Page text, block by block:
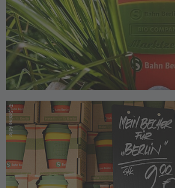
©
Sabine Adler